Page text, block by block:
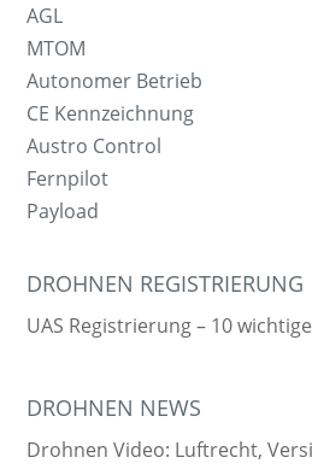
AGL
MTOM
Autonomer Betrieb
CE Kennzeichnung
Austro Control
Fernpilot
Payload
DROHNEN REGISTRIERUNG
UAS Registrierung – 10
DROHNEN NEWS
Drohnen Video: Luftrecht,